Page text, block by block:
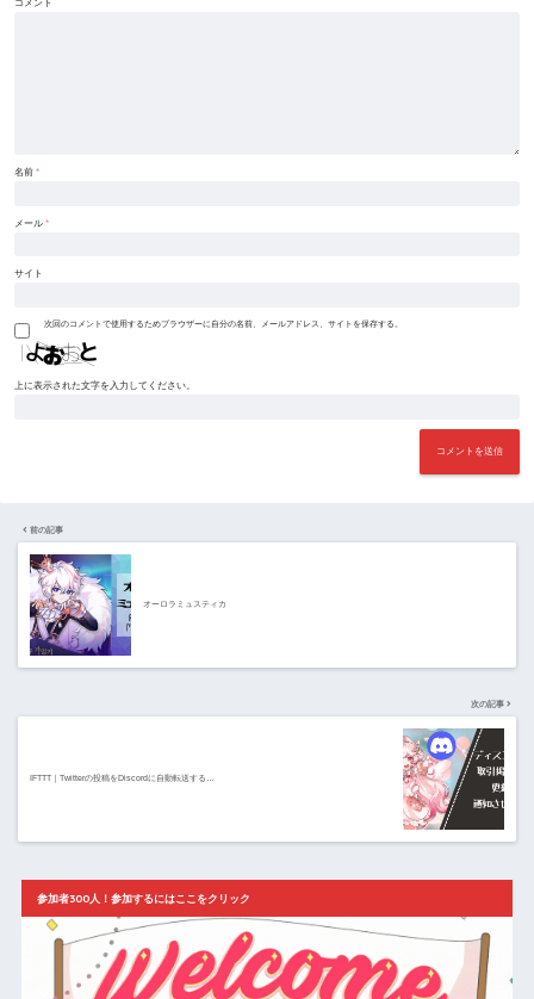
コメント
名前 *
メール *
サイト
次回のコメントで使用するためブラウザーに自分の名前、メールアドレス、サイトを保存する。
上に表示された文字を入力してください。
前の記事
オーロラミュスティカ
次の記事
IFTTT｜Twitterの投稿をDiscordに自動転送する…
参加者300人！参加するにはここをクリック